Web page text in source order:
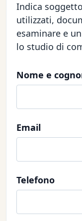
Indica
utilizzati,
esaminare e
lo studio di
Nome e
Email
Telefono